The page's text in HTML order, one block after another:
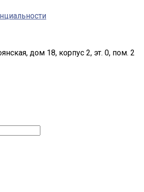
дом 18, корпус 2, эт. 0, пом. 2